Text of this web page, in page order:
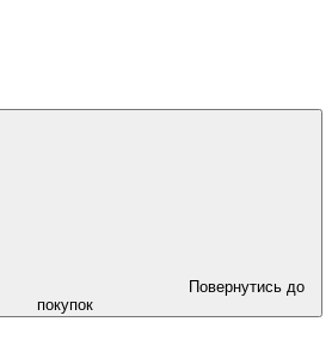
Повернутись до
покупок